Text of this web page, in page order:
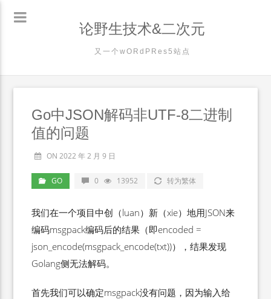
论野生技术&二次元
又一个wORdPRes5站点
Go中JSON解码非UTF-8二进制
值的问题
ON 2022 年 2 月 9 日
GO 0 13952 转为繁体
我们在一个项目中创（luan）新（xie）地用JSON来
编码msgpack编码后的结果（即encoded =
json_encode(msgpack_encode(txt))），结果发现
Golang侧无法解码。
首先我们可以确定msgpack没有问题，因为输入给